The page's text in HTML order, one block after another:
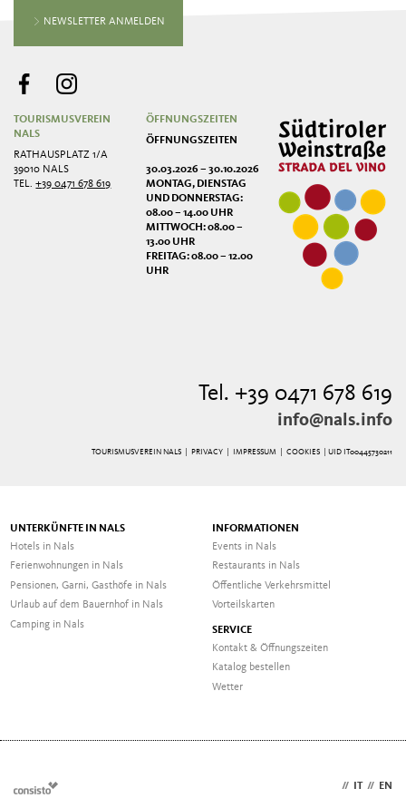
NEWSLETTER ANMELDEN
TOURISMUSVEREIN
NALS
RATHAUSPLATZ 1/A
39010 NALS
TEL.+39 0471 678 619
ÖFFNUNGSZEITEN
ÖFFNUNGSZEITEN
30.03.2026 – 30.10.2026
MONTAG, DIENSTAG
UND DONNERSTAG:
08.00 – 14.00 UHR
MITTWOCH: 08.00 –
13.00 UHR
FREITAG: 08.00 – 12.00
UHR
Tel. +39 0471 678 619
info@nals.info
TOURISMUSVEREIN NALS | PRIVACY| IMPRESSUM| COOKIES | UID IT00445730211
UNTERKÜNFTE IN NALS
Hotels in Nals
Ferienwohnungen in Nals
Pensionen, Garni, Gasthöfe in Nals
Urlaub auf dem Bauernhof in Nals
Camping in Nals
INFORMATIONEN
Events in Nals
Restaurants in Nals
Öffentliche Verkehrsmittel
Vorteilskarten
SERVICE
Kontakt & Öffnungszeiten
Katalog bestellen
Wetter
// IT // EN